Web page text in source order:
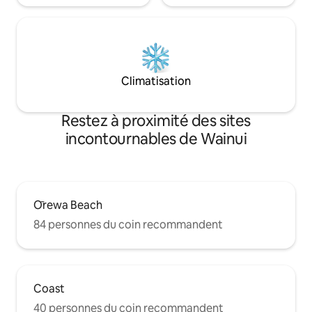
Climatisation
Restez à proximité des sites
incontournables de Wainui
Ōrewa Beach
84 personnes du coin recommandent
Coast
40 personnes du coin recommandent